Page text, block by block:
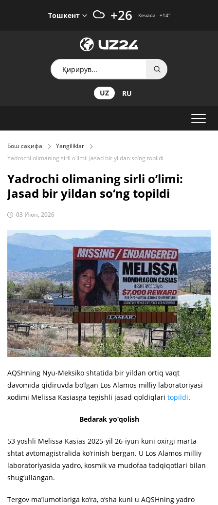
Тошкент +26 Кечаси +14°
UZ RU
Бош саҳифа
Yangiliklar
Yadrochi olimaning sirli o‘limi: Jasad bir yildan so‘ng topildi
Yadrochi olimaning sirli o‘limi:
Jasad bir yildan so‘ng topildi
03 Июн, 2026
AQSHning Nyu-Meksiko shtatida bir yildan ortiq vaqt
davomida qidiruvda bo‘lgan Los Alamos milliy laboratoriyasi
xodimi Melissa Kasiasga tegishli jasad qoldiqlari topildi.
Bedarak yo‘qolish
53 yoshli Melissa Kasias 2025-yil 26-iyun kuni oxirgi marta
shtat avtomagistralida ko‘rinish bergan. U Los Alamos milliy
laboratoriyasida yadro, kosmik va mudofaa tadqiqotlari bilan
shug‘ullangan.
Tergov ma’lumotlariga ko‘ra, o‘sha kuni u AQSHning yadro